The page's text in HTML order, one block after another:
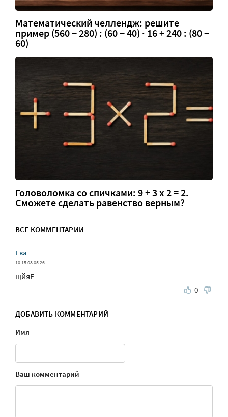
Математический челлендж: решите
пример (560 − 280) : (60 − 40) · 16 + 240 : (80 −
60)
Головоломка со спичками: 9 + 3 х 2 = 2.
Сможете сделать равенство верным?
ВСЕ КОММЕНТАРИИ
Ева
10:15 08.05.26
щйяЕ
0
ДОБАВИТЬ КОММЕНТАРИЙ
Имя
Ваш комментарий